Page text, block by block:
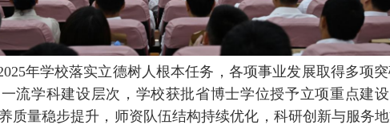
年学校落实立德树人根本任务，各项事业发展取得多项
流学科建设层次，学校获批省博士学位授予立项重点建
质量稳步提升，师资队伍结构持续优化，科研创新与服务